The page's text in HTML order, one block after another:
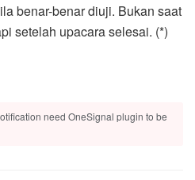
benar-benar diuji. Bukan saat
setelah upacara selesai. (*)
need OneSignal plugin to be